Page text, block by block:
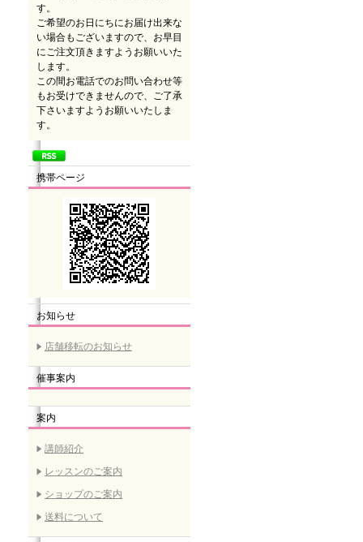
す。
ご希望のお日にちにお届け出来な
い場合もございますので、お早目
にご注文頂きますようお願いいた
します。
この間お電話でのお問い合わせ等
もお受けできませんので、ご了承
下さいますようお願いいたしま
す。
携帯ページ
お知らせ
店舗移転のお知らせ
催事案内
案内
講師紹介
レッスンのご案内
ショップのご案内
送料について